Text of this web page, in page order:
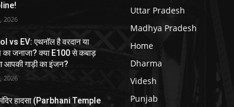
2026
vs EV: एथनॉल है वरदान या
का जनाजा? क्या E100 से कबाड़
आपकी गाड़ी का इंजन?
2026
हादसा (Parbhani Temple
Uttar Pradesh
Madhya Pradesh
Home
Dharma
Videsh
Punjab